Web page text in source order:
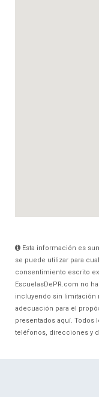
Esta información es
se puede utilizar para
consentimiento escrito
EscuelasDePR.com no
incluyendo sin limitación
adecuación para el
presentados aquí. Todos
teléfonos, direcciones y